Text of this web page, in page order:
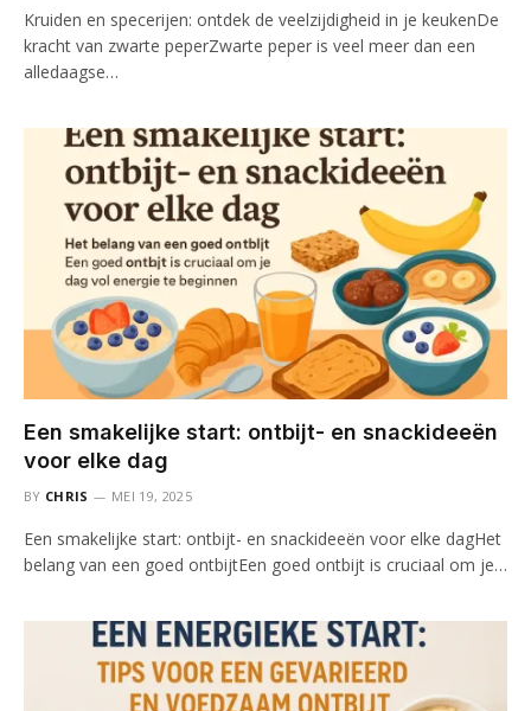
Kruiden en specerijen: ontdek de veelzijdigheid in je keukenDe
kracht van zwarte peperZwarte peper is veel meer dan een
alledaagse…
Een smakelijke start: ontbijt- en snackideeën
voor elke dag
BY CHRIS MEI 19, 2025
Een smakelijke start: ontbijt- en snackideeën voor elke dagHet
belang van een goed ontbijtEen goed ontbijt is cruciaal om je…